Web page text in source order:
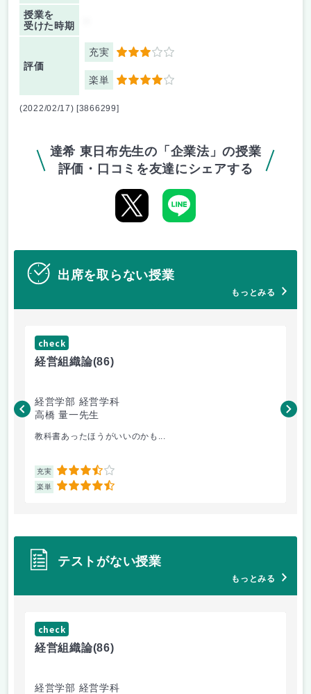
授業を
受けた時期
評価
充実 3
楽単 4
(2022/02/17) [3866299]
達希 東日布先生の「企業法」の授業
評価・口コミを友達にシェアする
出席を取らない授業
もっとみる
check
経営組織論(86)
経営学部 経営学科
高橋 量一先生
教科書あったほうがいいのかも...
充実 3.5
楽単 4.5
白
テストがない授業
もっとみる
check
経営組織論(86)
経営学部 経営学科